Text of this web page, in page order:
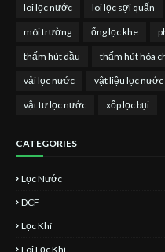
lõi lọc nước lõi lọc sợi quấn
môi trường ống lọc khe
thấm hút dầu thấm hút hóa
vải lọc nước vật liệu lọc nước
vật tư lọc nước xốp lọc bụi
CATEGORIES
Lọc Nước
DCF
Lọc Khí
Lõi Lọc Khí